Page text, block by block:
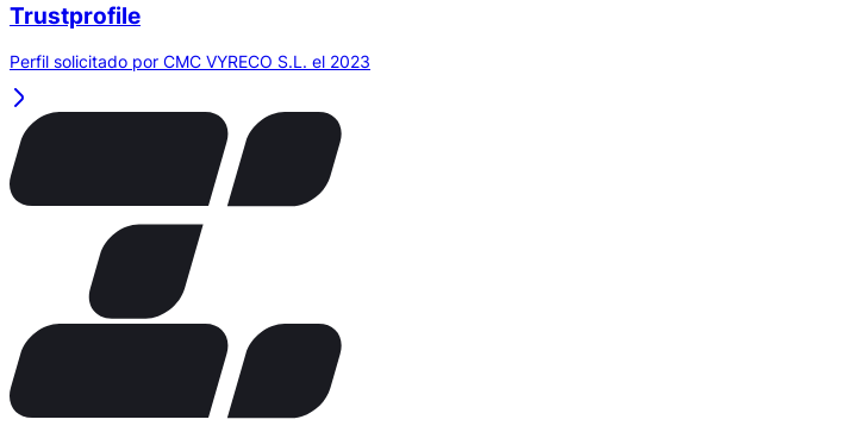
Trustprofile
Perfil solicitado por CMC VYRECO S.L. el 2023